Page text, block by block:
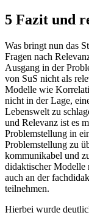
5 Fazit und
Was bringt nun das
Fragen nach
Ausgang in der
von SuS nicht als
Modelle wie
nicht in der Lage,
Lebenswelt zu
und Relevanz ist es
Problemstellung in
Problemstellung zu
kommunikabel und
didaktischer Modelle
auch an der
teilnehmen.
Hierbei wurde